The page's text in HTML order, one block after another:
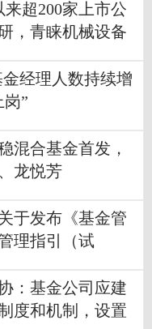
超200家上市公
，青睐机械设备
经理人数持续增
”
混合基金首发，
龙悦芳
于发布《基金管
理指引（试
：基金公司应建
度和机制，设置